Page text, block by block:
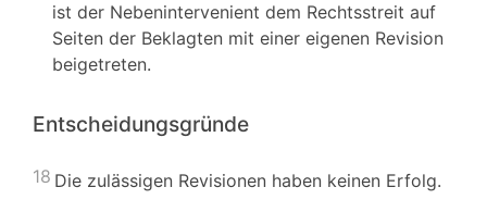
ist der Nebenintervenient dem Rechtsstreit auf
Seiten der Beklagten mit einer eigenen Revision
beigetreten.
Entscheidungsgründe
18 Die zulässigen Revisionen haben keinen Erfolg.